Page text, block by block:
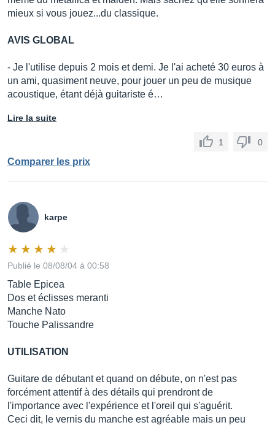
mieux si vous jouez...du classique.
AVIS GLOBAL
- Je l'utilise depuis 2 mois et demi. Je l'ai acheté 30 euros à
un ami, quasiment neuve, pour jouer un peu de musique
acoustique, étant déjà guitariste é…
Lire la suite
1 0
Comparer les prix
karpe
Publié le 08/08/04 à 00:58
Table Epicea
Dos et éclisses meranti
Manche Nato
Touche Palissandre
UTILISATION
Guitare de débutant et quand on débute, on n'est pas
forcément attentif à des détails qui prendront de
l'importance avec l'expérience et l'oreil qui s'aguérit.
Ceci dit, le vernis du manche est agréable mais un peu